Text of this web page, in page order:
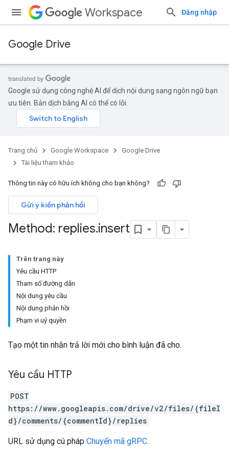
Workspace Đăng nhập
Google Drive
Google sử dụng công nghệ AI để dịch nội dung sang ngôn ngữ bạn
ưu tiên. Bản dịch bằng AI có thể có lỗi.
Trang chủ Google Workspace
Google Drive
Tài liệu tham khảo
Thông tin này có hữu ích không cho bạn không?
Gửi ý kiến phản hồi
Method: replies.insert
Trên trang này
Yêu cầu HTTP
Tham số đường dẫn
Nội dung yêu cầu
Nội dung phản hồi
Phạm vi uỷ quyền
Tạo một tin nhắn trả lời mới cho bình luận đã cho.
Yêu cầu HTTP
POST
https://www.googleapis.com/drive/v2/files/{fileI
d}/comments/{commentId}/replies
URL sử dụng cú pháp Chuyển mã gRPC.